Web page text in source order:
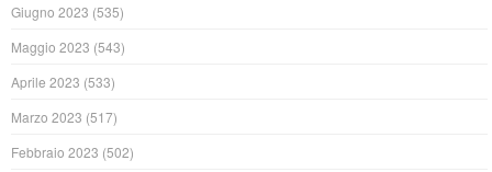
Giugno 2023 (535)
Maggio 2023 (543)
Aprile 2023 (533)
Marzo 2023 (517)
Febbraio 2023 (502)